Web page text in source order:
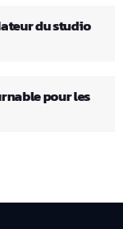
du studio
pour les